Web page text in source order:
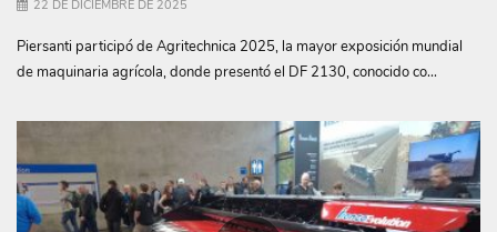
22 DE DICIEMBRE DE 2025
Piersanti participó de Agritechnica 2025, la mayor exposición mundial
de maquinaria agrícola, donde presentó el DF 2130, conocido co...